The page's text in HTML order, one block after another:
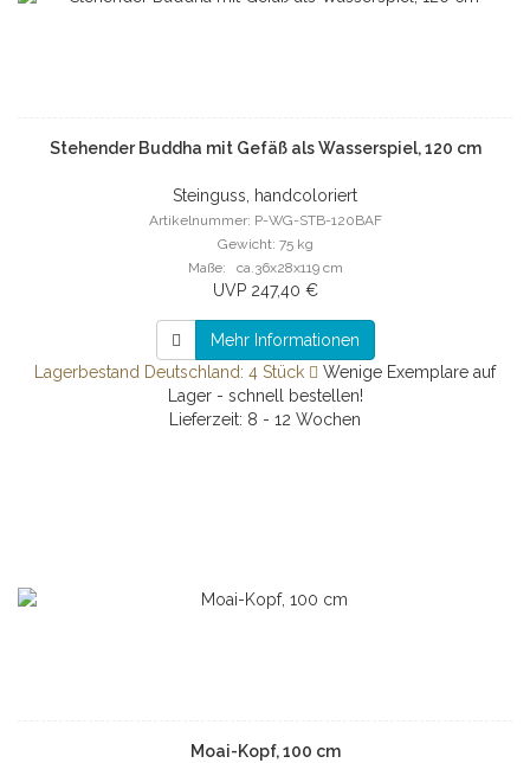
Stehender Buddha mit Gefäß als Wasserspiel, 120 cm
Steinguss, handcoloriert
Artikelnummer: P-WG-STB-120BAF
Gewicht: 75 kg
Maße: ca.36x28x119 cm
UVP 247,40 €
Mehr Informationen
Lagerbestand Deutschland: 4 Stück
Wenige Exemplare auf
Lager - schnell bestellen!
Lieferzeit: 8 - 12 Wochen
Moai-Kopf, 100 cm